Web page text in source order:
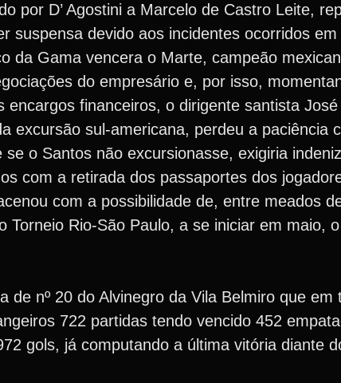
por D’ Agostini a Marcelo de Castro Leite,
suspensa devido aos incidentes ocorridos
da Gama vencera o Marte, campeão
do empresário e, por isso,
financeiros, o dirigente santista
excursão sul-americana, perdeu a paciência
o Santos não excursionasse, exigiria
com a retirada dos passaportes dos
com a possibilidade de, entre meados
Torneio Rio-São Paulo, a se iniciar em maio,
de nº 20 do Alvinegro da Vila Belmiro que
722 partidas tendo vencido 452
gols, já computando a última vitória diante